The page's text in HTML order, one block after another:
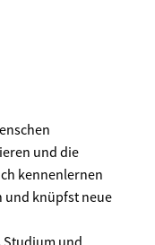
und die
kennenlernen
und knüpfst neue